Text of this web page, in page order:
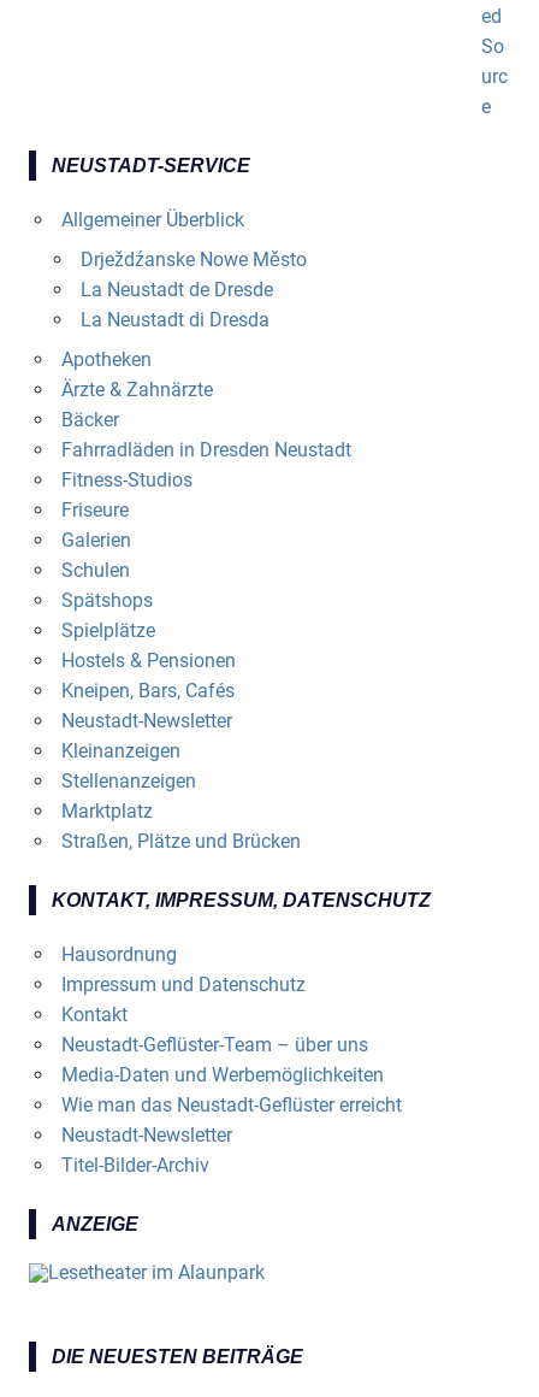
NEUSTADT-SERVICE
Allgemeiner Überblick
Drježdźanske Nowe Město
La Neustadt de Dresde
La Neustadt di Dresda
Apotheken
Ärzte & Zahnärzte
Bäcker
Fahrradläden in Dresden Neustadt
Fitness-Studios
Friseure
Galerien
Schulen
Spätshops
Spielplätze
Hostels & Pensionen
Kneipen, Bars, Cafés
Neustadt-Newsletter
Kleinanzeigen
Stellenanzeigen
Marktplatz
Straßen, Plätze und Brücken
KONTAKT, IMPRESSUM, DATENSCHUTZ
Hausordnung
Impressum und Datenschutz
Kontakt
Neustadt-Geflüster-Team – über uns
Media-Daten und Werbemöglichkeiten
Wie man das Neustadt-Geflüster erreicht
Neustadt-Newsletter
Titel-Bilder-Archiv
ANZEIGE
DIE NEUESTEN BEITRÄGE